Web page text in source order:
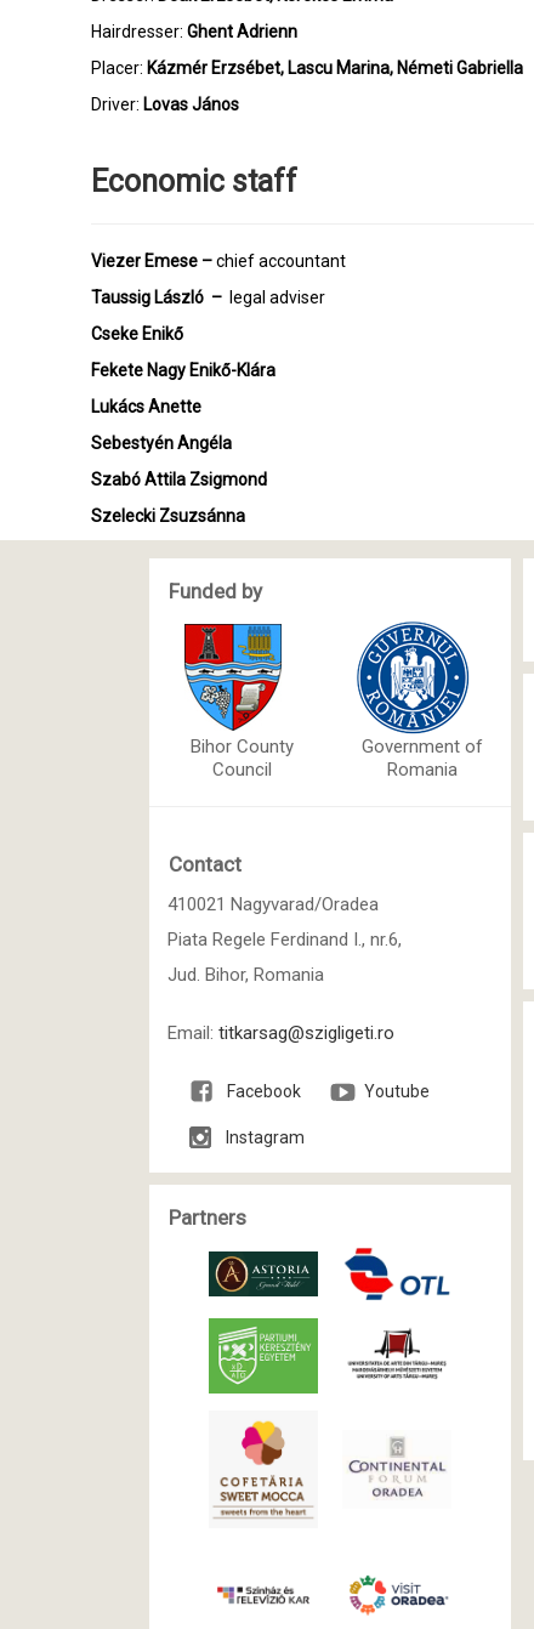
Hairdresser: Ghent Adrienn
Placer: Kázmér Erzsébet, Lascu Marina, Németi Gabriella
Driver: Lovas János
Economic staff
Viezer Emese –chief accountant
Taussig László –legal adviser
Cseke Enikő
Fekete Nagy Enikő-Klára
Lukács Anette
Sebestyén Angéla
Szabó Attila Zsigmond
Szelecki Zsuzsánna
Funded by
Bihor County
Council
Government of
Romania
Contact
410021 Nagyvarad/Oradea
Piata Regele Ferdinand I., nr.6,
Jud. Bihor, Romania
Email: titkarsag@szigligeti.ro
Facebook Youtube
Instagram
Partners